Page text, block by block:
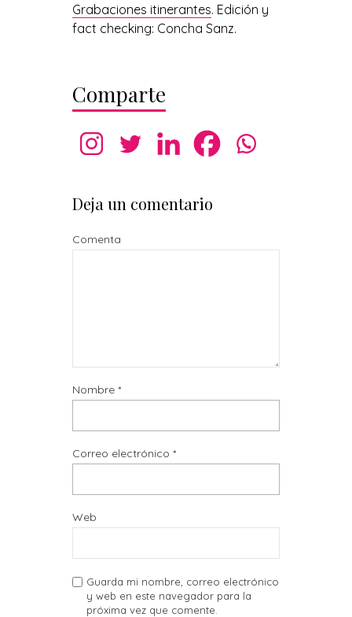
Grabaciones itinerantes. Edición y
fact checking: Concha Sanz.
Comparte
Deja un comentario
Comenta
Nombre *
Correo electrónico *
Web
Guarda mi nombre, correo electrónico
y web en este navegador para la
próxima vez que comente.